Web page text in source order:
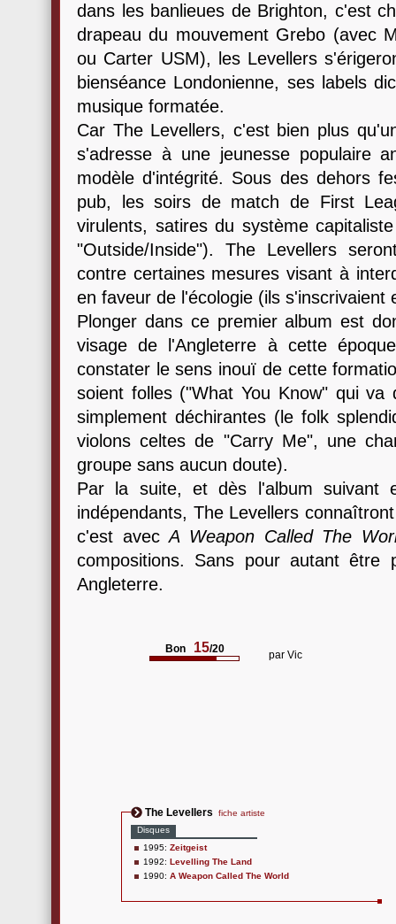
dans les banlieues de Brighton, c'est
drapeau du mouvement Grebo (avec
ou Carter USM), les Levellers
bienséance Londonienne, ses labels
musique formatée.
Car The Levellers, c'est bien plus
s'adresse à une jeunesse populaire
modèle d'intégrité. Sous des dehors
pub, les soirs de match de First
virulents, satires du système
"Outside/Inside"). The Levellers
contre certaines mesures visant à
en faveur de l'écologie (ils
Plonger dans ce premier album est
visage de l'Angleterre à cette
constater le sens inouï de cette
soient folles ("What You Know" qui
simplement déchirantes (le folk
violons celtes de "Carry Me", une
groupe sans aucun doute).
Par la suite, et dès l'album suivant
indépendants, The Levellers
c'est avecA Weapon Called The
compositions. Sans pour autant être
Angleterre.
Bon 15/20 par Vic
The Levellers
fiche artiste
Disques
1995: Zeitgeist
1992: Levelling The Land
1990: A Weapon Called The World